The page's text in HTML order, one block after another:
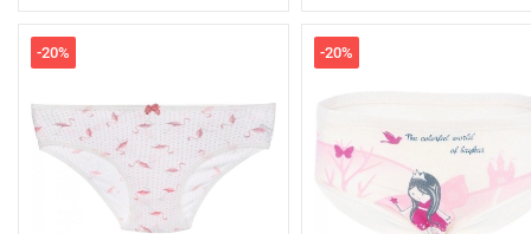
-20% -20%